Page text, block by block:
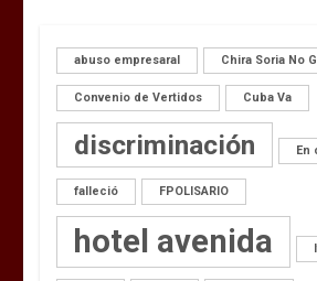
abuso empresaral Chira Soria No
Convenio de Vertidos Cuba Va
discriminación En
falleció FPOLISARIO
hotel avenida